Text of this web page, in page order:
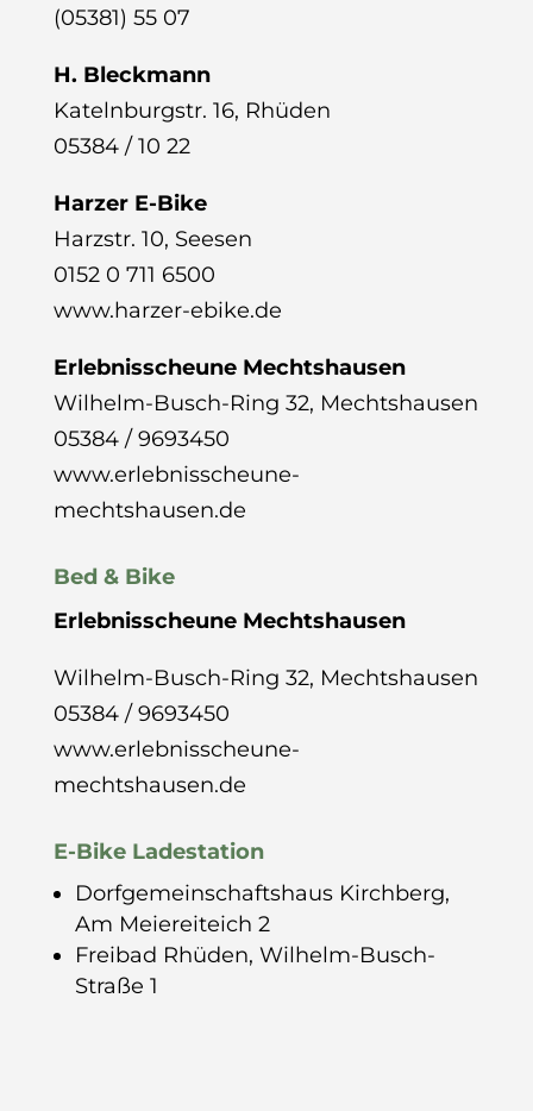
(05381) 55 07
H. Bleckmann
Katelnburgstr. 16, Rhüden
05384 / 10 22
Harzer E-Bike
Harzstr. 10, Seesen
0152 0 711 6500
www.harzer-ebike.de
Erlebnisscheune Mechtshausen
Wilhelm-Busch-Ring 32, Mechtshausen
05384 / 9693450
www.erlebnisscheune-
mechtshausen.de
Bed & Bike
Erlebnisscheune Mechtshausen
Wilhelm-Busch-Ring 32, Mechtshausen
05384 / 9693450
www.erlebnisscheune-
mechtshausen.de
E-Bike Ladestation
Dorfgemeinschaftshaus Kirchberg,
Am Meiereiteich 2
Freibad Rhüden, Wilhelm-Busch-
Straße 1